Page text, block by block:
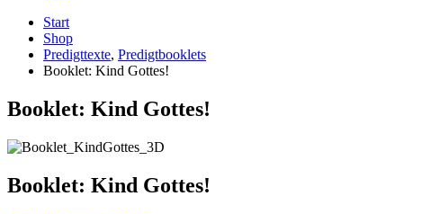
Start
Shop
Predigttexte, Predigtbooklets
Booklet: Kind Gottes!
Booklet: Kind Gottes!
Booklet: Kind Gottes!